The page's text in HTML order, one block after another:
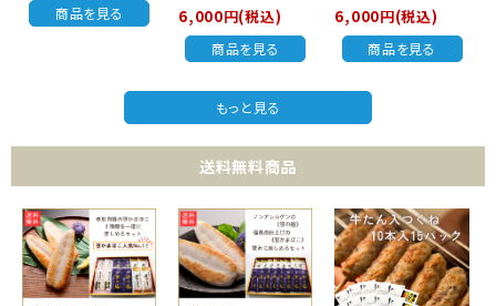
商品を見る 6,000円(税込)
商品を見る
6,000円(税込)
商品を見る
もっと見る
送料無料商品